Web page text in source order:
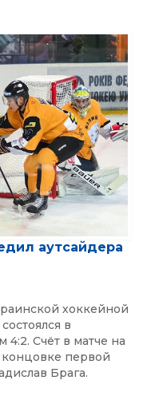
аутсайдера
хоккейной
в
4:2. Счёт в матче на
первой
Брага.